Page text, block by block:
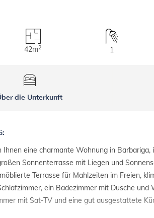
42m2 1
die Unterkunft
eine charmante Wohnung in Barbariga,
Sonnenterrasse mit Liegen und
Terrasse für Mahlzeiten im Freien,
ein Badezimmer mit Dusche und
mit Sat-TV und eine gut ausgestattete